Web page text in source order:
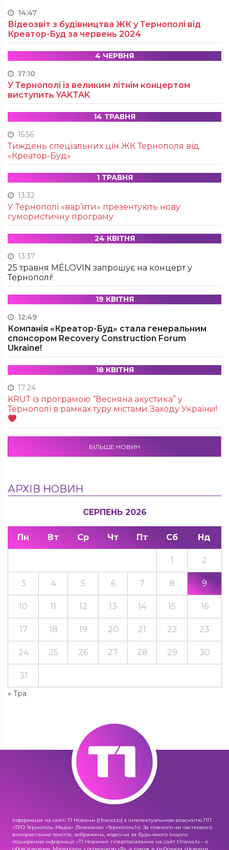
14:47
Відеозвіт з будівництва ЖК у Тернополі від
Креатор-Буд за червень 2024
4 ЧЕРВНЯ
17:10
У Тернополі із великим літнім концертом
виступить YAKTAK
14 ТРАВНЯ
15:56
Тиждень спеціальних цін ЖК Тернополя від
«Креатор-Буд»
1 ТРАВНЯ
13:32
У Тернополі «вар’яти» презентують нову
гумористичну програму
24 КВІТНЯ
13:37
25 травня MÉLOVIN запрошує на концерт у
Тернополі!
19 КВІТНЯ
12:49
Компанія «Креатор-Буд» стала генеральним
спонсором Recovery Construction Forum
Ukraine!
18 КВІТНЯ
17:24
KRUТ із програмою “Весняна акустика” у
Тернополі в рамках туру містами Заходу України!
БІЛЬШЕ НОВИН
АРХІВ НОВИН
СЕРПЕНЬ 2026
Пн Вт Ср Чт Пт Сб Нд
« Тра
1 2
3 4 5 6 7 8 9
10 11 12 13 14 15 16
17 18 19 20 21 22 23
24 25 26 27 28 29 30
31
Інформація на сайті Т1 Новини (t1news.tv) є інтелектуальною власністю ПП
«ТРО Тернопіль-Медіа» (Телеканал «Тернопіль1»). За повного чи часткового
використання текстів, зображень, відео чи за будь-якого іншого
поширення інформації «Т1 Новини» гіперпосилання на сайт t1news.tv – є
обов'язковим. Матеріали з позначкою «R», а також в рубриках «Новини